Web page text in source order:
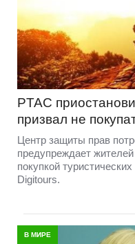
PTAC
призвал не
Центр защиты прав
предупреждает
покупкой
Digitours.
В МИРЕ